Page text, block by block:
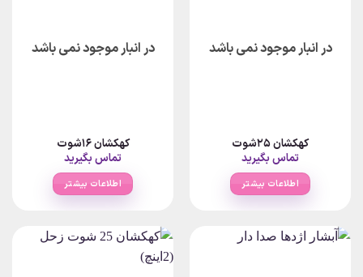
در انبار موجود نمی باشد
کهکشان 25شوت
تماس بگیرید
اطلاعات بیشتر
در انبار موجود نمی باشد
کهکشان 16شوت
تماس بگیرید
اطلاعات بیشتر